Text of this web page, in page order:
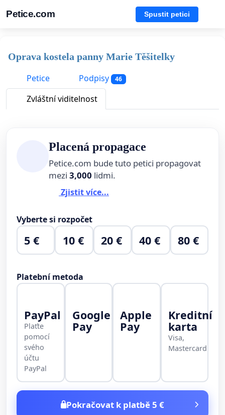
Petice.com Spustit petici
Oprava kostela panny Marie Těšitelky
Petice
Podpisy 46
Zvláštní viditelnost
Placená propagace
Petice.com bude tuto petici propagovat
mezi 3,000 lidmi.
Zjistit více...
Vyberte si rozpočet
5 € 10 € 20 € 40 € 80 €
Platební metoda
PayPal
Plaťte
pomocí
svého
účtu
PayPal
Google
Pay
Apple
Pay
Kreditní
karta
Visa,
Mastercard
Pokračovat k platbě 5 €